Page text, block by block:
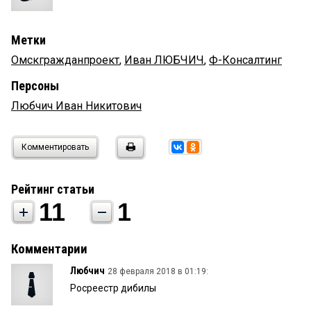
Метки
Омскгражданпроект, Иван ЛЮБЧИЧ, Ф-Консалтинг
Персоны
Любчич Иван Никитович
Комментировать
Рейтинг статьи
11 1
Комментарии
Любчич 28 февраля 2018 в 01:19:
Росреестр дибилы